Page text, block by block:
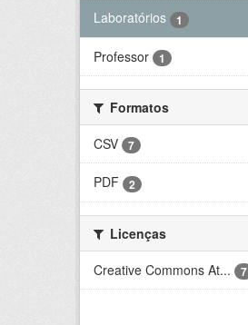
Laboratórios 1
Professor 1
Formatos
CSV
7
PDF 2
Licenças
Creative Commons At...
7